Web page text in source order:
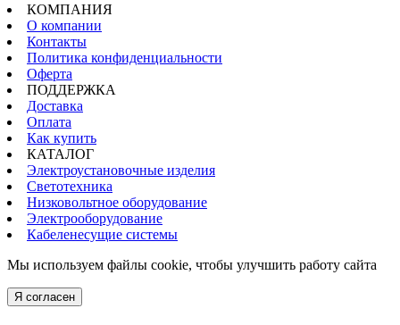
КОМПАНИЯ
О компании
Контакты
Политика конфиденциальности
Оферта
ПОДДЕРЖКА
Доставка
Оплата
Как купить
КАТАЛОГ
Электроустановочные изделия
Светотехника
Низковольтное оборудование
Электрооборудование
Кабеленесущие системы
Мы используем файлы cookie, чтобы улучшить работу сайта
Я согласен